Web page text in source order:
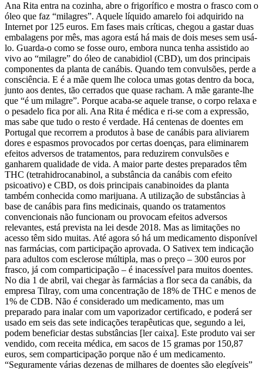
Ana Rita entra na cozinha, abre o frigorífico e mostra o frasco com o
óleo que faz “milagres”. Aquele líquido amarelo foi adquirido na
Internet por 125 euros. Em fases mais críticas, chegou a gastar duas
embalagens por mês, mas agora está há mais de dois meses sem usá-
lo. Guarda-o como se fosse ouro, embora nunca tenha assistido ao
vivo ao “milagre” do óleo de canabidiol (CBD), um dos principais
componentes da planta de canábis. Quando tem convulsões, perde a
consciência. E é a mãe quem lhe coloca umas gotas dentro da boca,
junto aos dentes, tão cerrados que quase racham. A mãe garante-lhe
que “é um milagre”. Porque acaba-se aquele transe, o corpo relaxa e
o pesadelo fica por ali. Ana Rita é médica e ri-se com a expressão,
mas sabe que tudo o resto é verdade. Há centenas de doentes em
Portugal que recorrem a produtos à base de canábis para aliviarem
dores e espasmos provocados por certas doenças, para eliminarem
efeitos adversos de tratamentos, para reduzirem convulsões e
ganharem qualidade de vida. A maior parte destes preparados têm
THC (tetrahidrocanabinol, a substância da canábis com efeito
psicoativo) e CBD, os dois principais canabinoides da planta
também conhecida como marijuana. A utilização de substâncias à
base de canábis para fins medicinais, quando os tratamentos
convencionais não funcionam ou provocam efeitos adversos
relevantes, está prevista na lei desde 2018. Mas as limitações no
acesso têm sido muitas. Até agora só há um medicamento disponível
nas farmácias, com participação aprovada. O Sativex tem indicação
para adultos com esclerose múltipla, mas o preço – 300 euros por
frasco, já com comparticipação – é inacessível para muitos doentes.
No dia 1 de abril, vai chegar às farmácias a flor seca da canábis, da
empresa Tilray, com uma concentração de 18% de THC e menos de
1% de CDB. Não é considerado um medicamento, mas um
preparado para inalar com um vaporizador certificado, e poderá ser
usado em seis das sete indicações terapêuticas que, segundo a lei,
podem beneficiar destas substâncias [ler caixa]. Este produto vai ser
vendido, com receita médica, em sacos de 15 gramas por 150,87
euros, sem comparticipação porque não é um medicamento.
“Seguramente várias dezenas de milhares de doentes são elegíveis”